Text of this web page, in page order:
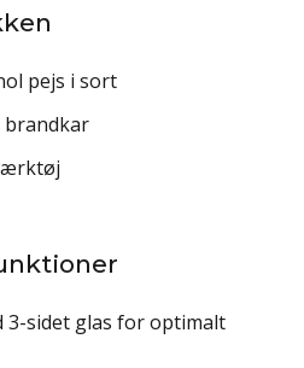
pejs i sort
brandkar
3-sidet glas for optimalt